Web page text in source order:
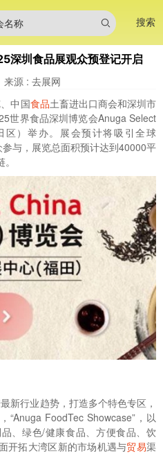
名称 搜索
深圳食品展观众预登记开启
来源 : 去展网
中国食品土畜进出口商会和深圳市
世界食品深圳博览会Anuga Select
区）举办。展会预计将吸引全球
与，展览总面积预计达到40000平
新行业趋势，打造多个特色专区，
“Anuga FoodTec Showcase”，以
、绿色/健康食品、方便食品、饮
开拓大湾区新的市场机遇与贸易渠